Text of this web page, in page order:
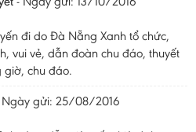
đi do Đà Nẵng Xanh tổ chức,
vui vẻ, dẫn đoàn chu đáo, thuyết
giờ, chu đáo.
Ngày gửi: 25/08/2016